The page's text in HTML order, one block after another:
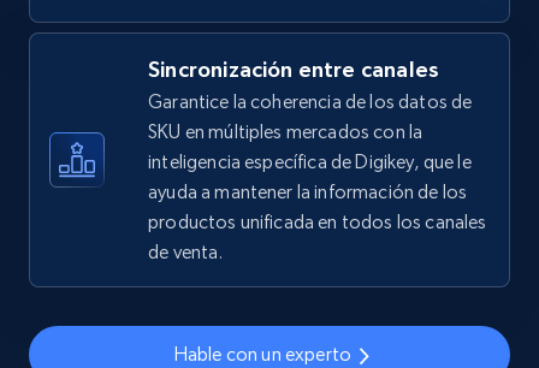
eBay - Gather data on products using
specified keywords
URL, Product id, Title, Seller name, Seller rating,
Seller reviews, Breadcrumbs, Root category, and
Sincronización entre canales
Garantice la coherencia de los datos de
SKU en múltiples mercados con la
inteligencia específica de Digikey, que le
ayuda a mantener la información de los
productos unificada en todos los canales
de venta.
Hable con un experto